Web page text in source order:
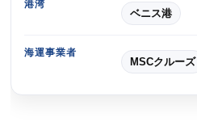
港湾
ベニス港
海運事業者
MSCクルーズ